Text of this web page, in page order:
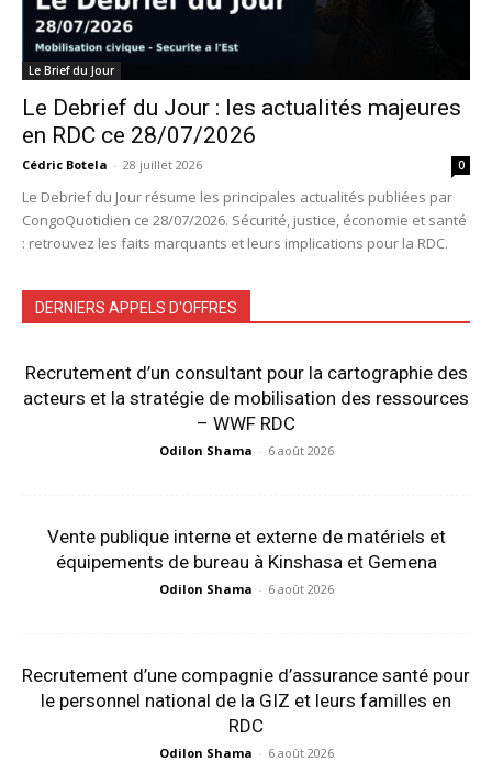
Le Brief du Jour
Le Debrief du Jour : les actualités majeures
en RDC ce 28/07/2026
Cédric Botela - 28 juillet 2026 0
Le Debrief du Jour résume les principales actualités publiées par
CongoQuotidien ce 28/07/2026. Sécurité, justice, économie et santé
: retrouvez les faits marquants et leurs implications pour la RDC.
DERNIERS APPELS D'OFFRES
Recrutement d’un consultant pour la cartographie des
acteurs et la stratégie de mobilisation des ressources
– WWF RDC
Odilon Shama - 6 août 2026
Vente publique interne et externe de matériels et
équipements de bureau à Kinshasa et Gemena
Odilon Shama - 6 août 2026
Recrutement d’une compagnie d’assurance santé pour
le personnel national de la GIZ et leurs familles en
RDC
Odilon Shama - 6 août 2026